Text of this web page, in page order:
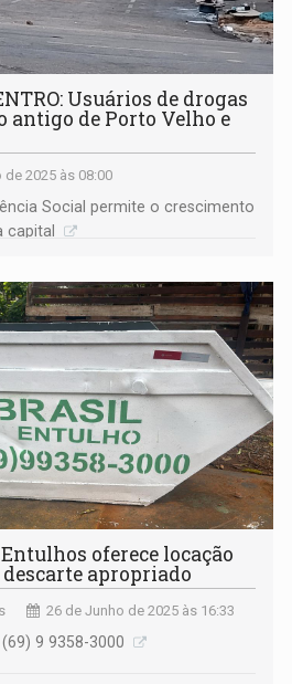
Usuários de drogas
antigo de Porto Velho e
de 2025 às 08:00
Social permite o crescimento
capital
Entulhos oferece locação
apropriado
26 de Junho de 2025 às 16:33
9 9358-3000